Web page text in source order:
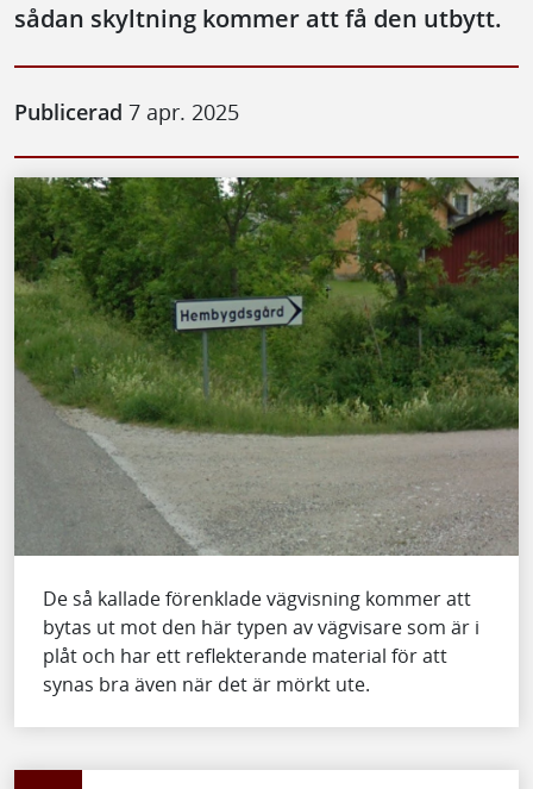
sådan skyltning kommer att få den utbytt.
Publicerad 7 apr. 2025
De så kallade förenklade vägvisning kommer att
bytas ut mot den här typen av vägvisare som är i
plåt och har ett reflekterande material för att
synas bra även när det är mörkt ute.